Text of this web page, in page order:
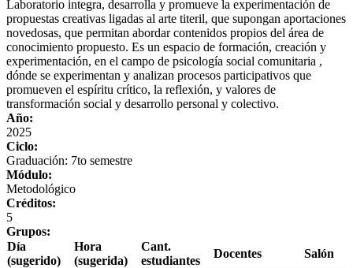
Laboratorio integra, desarrolla y promueve la experimentación de
propuestas creativas ligadas al arte titeril, que supongan aportaciones
novedosas, que permitan abordar contenidos propios del área de
conocimiento propuesto. Es un espacio de formación, creación y
experimentación, en el campo de psicología social comunitaria ,
dónde se experimentan y analizan procesos participativos que
promueven el espíritu crítico, la reflexión, y valores de
transformación social y desarrollo personal y colectivo.
Año:
2025
Ciclo:
Graduación: 7to semestre
Módulo:
Metodológico
Créditos:
5
Grupos:
Día
(sugerido)
Hora
(sugerida)
Cant.
estudiantes
Docentes Salón